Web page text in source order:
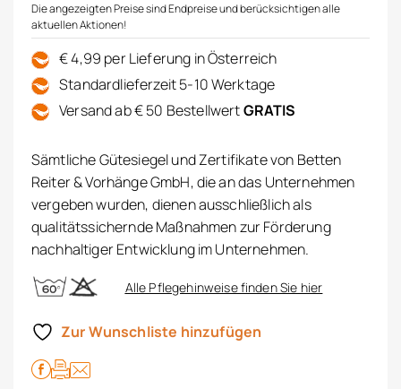
Die angezeigten Preise sind Endpreise und berücksichtigen alle
aktuellen Aktionen!
€ 4,99 per Lieferung in Österreich
Standardlieferzeit 5-10 Werktage
Versand ab € 50 BestellwertGRATIS
Sämtliche Gütesiegel und Zertifikate von Betten
Reiter & Vorhänge GmbH, die an das Unternehmen
vergeben wurden, dienen ausschließlich als
qualitätssichernde Maßnahmen zur Förderung
nachhaltiger Entwicklung im Unternehmen.
Alle Pflegehinweise finden Sie hier
Zur Wunschliste hinzufügen